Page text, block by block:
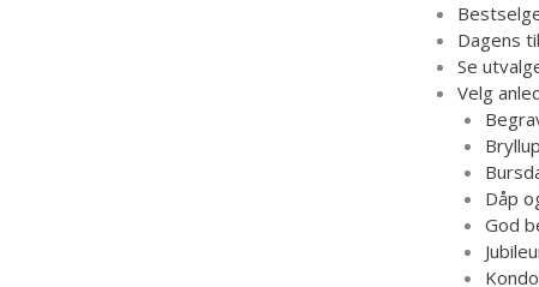
Dagens
Se
Velg
Dåp
God